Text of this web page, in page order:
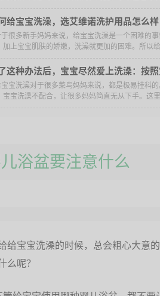
给宝宝洗澡，选艾维诺洗护用品怎么样
很多新手妈妈来说，给宝宝洗澡是一个困难的
加上宝宝肌肤的娇嫩，洗澡就更加的困难。所以
这种办法后，宝宝尽然爱上洗澡：按
宝洗澡对于很多菜鸟妈妈来说，都是极易挂科
宝宝洗澡不配合，让很多妈妈简直无从下手。这
浴盆要注意什么
给宝宝洗澡的时候，总会粗心大意
么呢？